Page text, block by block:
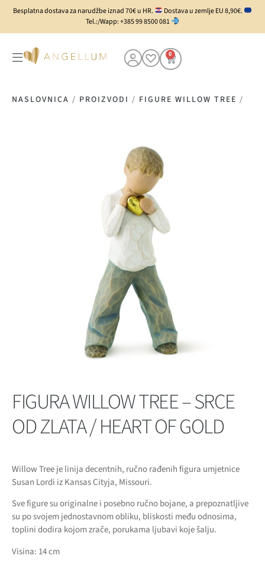
Besplatna dostava za narudžbe iznad 70€ u HR.
Dostava u zemlje EU 8,90€.
Tel.:/Wapp: +385 99 8500 081
0
NASLOVNICA / PROIZVODI / FIGURE WILLOW TREE /
FIGURA WILLOW TREE – SRCE
OD ZLATA / HEART OF GOLD
Willow Tree je linija decentnih, ručno rađenih figura umjetnice
Susan Lordi iz Kansas Cityja, Missouri.
Sve figure su originalne i posebno ručno bojane, a prepoznatljive
su po svojem jednostavnom obliku, bliskosti među odnosima,
toplini dodira kojom zrače, porukama ljubavi koje šalju.
Visina: 14 cm